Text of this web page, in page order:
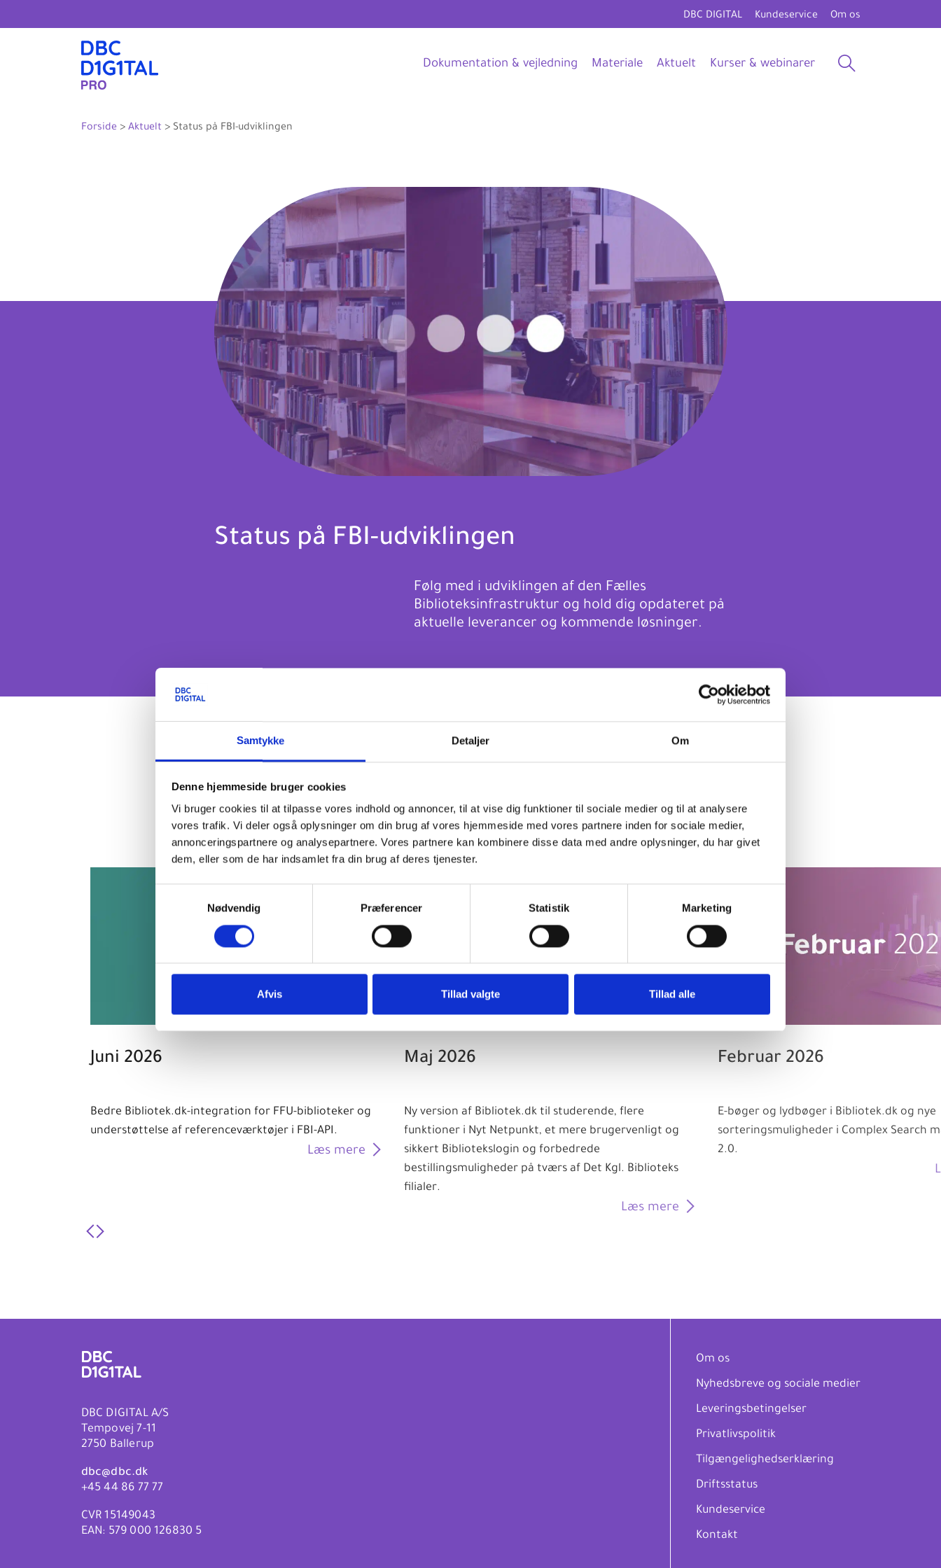
Samtykke Detaljer Om
Denne hjemmeside bruger cookies
Vi bruger cookies til at tilpasse vores indhold og annoncer, til at vise dig funktioner til sociale medier og til at analysere
vores trafik. Vi deler også oplysninger om din brug af vores hjemmeside med vores partnere inden for sociale medier,
annonceringspartnere og analysepartnere. Vores partnere kan kombinere disse data med andre oplysninger, du har givet
dem, eller som de har indsamlet fra din brug af deres tjenester.
Nødvendig
Præferencer Statistik Marketing
Afvis Tillad valgte Tillad alle
DBC DIGITAL Kundeservice Om os
Dokumentation & vejledning Materiale Aktuelt Kurser & webinarer
Forside > Aktuelt > Status på FBI-udviklingen
Status på FBI-udviklingen
Følg med i udviklingen af den Fælles
Biblioteksinfrastruktur og hold dig opdateret på
aktuelle leverancer og kommende løsninger.
Godkendt af KOMBIT
Juni 2026
Bedre Bibliotek.dk-integration for FFU-biblioteker og
understøttelse af referenceværktøjer i FBI-API.
Læs mere
Maj 2026
Ny version af Bibliotek.dk til studerende, flere
funktioner i Nyt Netpunkt, et mere brugervenligt og
sikkert Bibliotekslogin og forbedrede
bestillingsmuligheder på tværs af Det Kgl. Biblioteks
filialer.
Læs mere
Februar 2026
E-bøger og lydbøger i Bibliotek.dk og nye
sorteringsmuligheder i Complex Search
2.0.
DBC DIGITAL A/S
Tempovej 7-11
2750 Ballerup
dbc@dbc.dk
+45 44 86 77 77
CVR 15149043
EAN: 579 000 126830 5
Om os
Nyhedsbreve og sociale medier
Leveringsbetingelser
Privatlivspolitik
Tilgængelighedserklæring
Driftsstatus
Kundeservice
Kontakt